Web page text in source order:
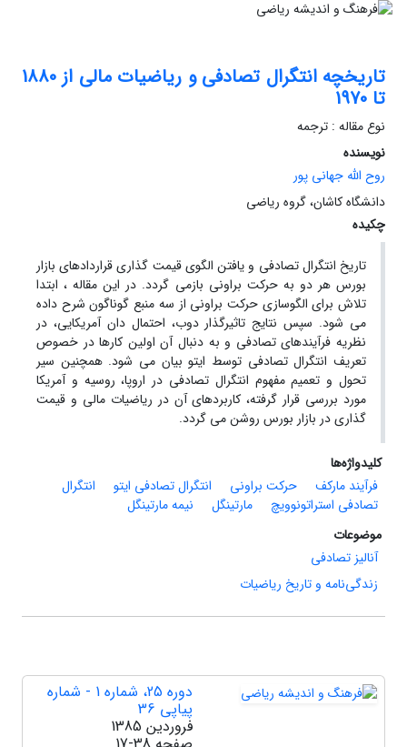
تاریخچه انتگرال تصادفی و ریاضیات مالی از 1880
تا 1970
نوع مقاله : ترجمه
نویسنده
روح الله جهانی پور
دانشگاه کاشان، گروه ریاضی
چکیده
تاریخ انتگرال تصادفی و یافتن الگوی قیمت گذاری قراردادهای بازار
بورس هر دو به حرکت براونی بازمی گردد. در این مقاله ، ابتدا
تلاش برای الگوسازی حرکت براونی از سه منبع گوناگون شرح داده
می شود. سپس نتایج تاثیرگذار دوب، احتمال دان آمریکایی، در
نظریه فرآیندهای تصادفی و به دنبال آن اولین کارها در خصوص
تعریف انتگرال تصادفی توسط ایتو بیان می شود. همچنین سیر
تحول و تعمیم مفهوم انتگرال تصادفی در اروپا، روسیه و آمریکا
مورد بررسی قرار گرفته، کاربردهای آن در ریاضیات مالی و قیمت
گذاری در بازار بورس روشن می گردد.
کلیدواژه‌ها
فرآیند مارکف
حرکت براونی انتگرال تصادفی ایتو
انتگرال
تصادفی استراتونوویچ
مارتینگل
نیمه مارتینگل
موضوعات
آنالیز تصادفی
زندگی‌نامه و تاریخ ریاضیات
دوره 25، شماره 1 - شماره
پیاپی 36
فروردین 1385